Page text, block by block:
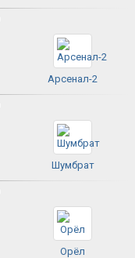
Арсенал-2
Шумбрат
Орёл